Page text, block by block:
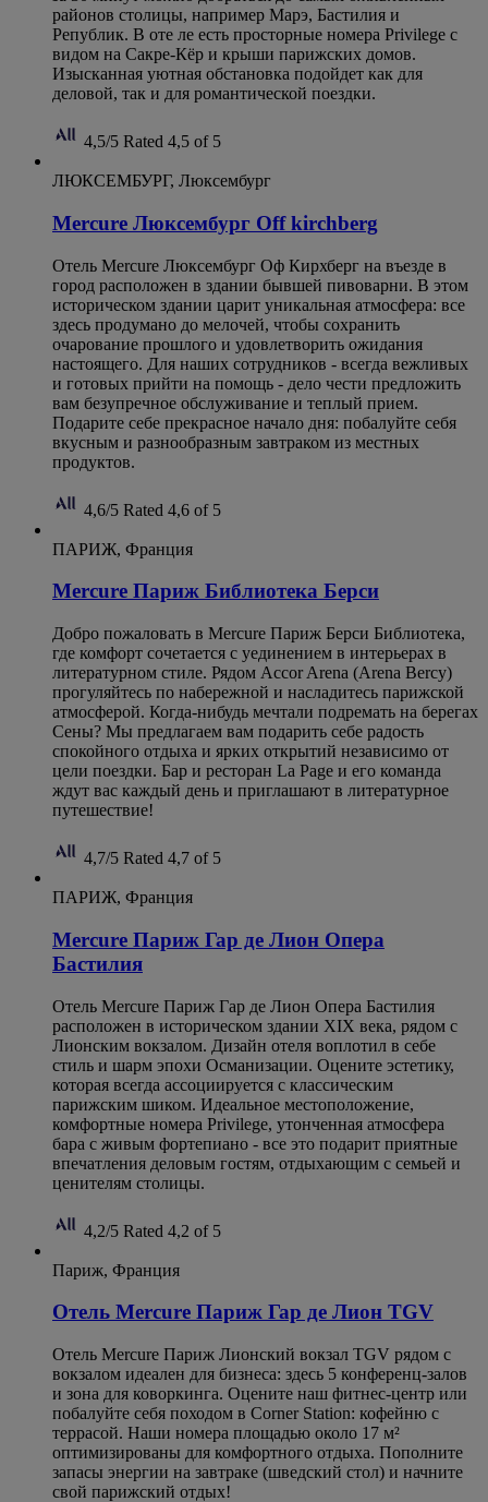
районов столицы, например Марэ, Бастилия и
Републик. В оте ле есть просторные номера Privilege с
видом на Сакре-Кёр и крыши парижских домов.
Изысканная уютная обстановка подойдет как для
деловой, так и для романтической поездки.
4,5/5 Rated 4,5 of 5
ЛЮКСЕМБУРГ, Люксембург
Mercure Люксембург Off kirchberg
Отель Mercure Люксембург Оф Кирхберг на въезде в
город расположен в здании бывшей пивоварни. В этом
историческом здании царит уникальная атмосфера: все
здесь продумано до мелочей, чтобы сохранить
очарование прошлого и удовлетворить ожидания
настоящего. Для наших сотрудников - всегда вежливых
и готовых прийти на помощь - дело чести предложить
вам безупречное обслуживание и теплый прием.
Подарите себе прекрасное начало дня: побалуйте себя
вкусным и разнообразным завтраком из местных
продуктов.
4,6/5 Rated 4,6 of 5
ПАРИЖ, Франция
Mercure Париж Библиотека Берси
Добро пожаловать в Mercure Париж Берси Библиотека,
где комфорт сочетается с уединением в интерьерах в
литературном стиле. Рядом Accor Arena (Arena Bercy)
прогуляйтесь по набережной и насладитесь парижской
атмосферой. Когда-нибудь мечтали подремать на берегах
Сены? Мы предлагаем вам подарить себе радость
спокойного отдыха и ярких открытий независимо от
цели поездки. Бар и ресторан La Page и его команда
ждут вас каждый день и приглашают в литературное
путешествие!
4,7/5 Rated 4,7 of 5
ПАРИЖ, Франция
Mercure Париж Гар де Лион Опера
Бастилия
Отель Mercure Париж Гар де Лион Опера Бастилия
расположен в историческом здании XIX века, рядом с
Лионским вокзалом. Дизайн отеля воплотил в себе
стиль и шарм эпохи Османизации. Оцените эстетику,
которая всегда ассоциируется с классическим
парижским шиком. Идеальное местоположение,
комфортные номера Privilege, утонченная атмосфера
бара с живым фортепиано - все это подарит приятные
впечатления деловым гостям, отдыхающим с семьей и
ценителям столицы.
4,2/5 Rated 4,2 of 5
Париж, Франция
Отель Mercure Париж Гар де Лион TGV
Отель Mercure Париж Лионский вокзал TGV рядом с
вокзалом идеален для бизнеса: здесь 5 конференц-залов
и зона для коворкинга. Оцените наш фитнес-центр или
побалуйте себя походом в Corner Station: кофейню с
террасой. Наши номера площадью около 17 м²
оптимизированы для комфортного отдыха. Пополните
запасы энергии на завтраке (шведский стол) и начните
свой парижский отдых!